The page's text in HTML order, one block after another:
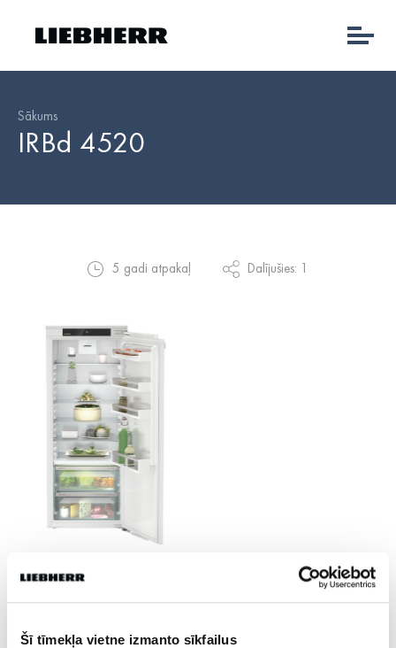
Šī tīmekļa vietne izmanto sīkfailus
Sākums
IRBd 4520
5 gadi atpakaļ Dalījušies: 1